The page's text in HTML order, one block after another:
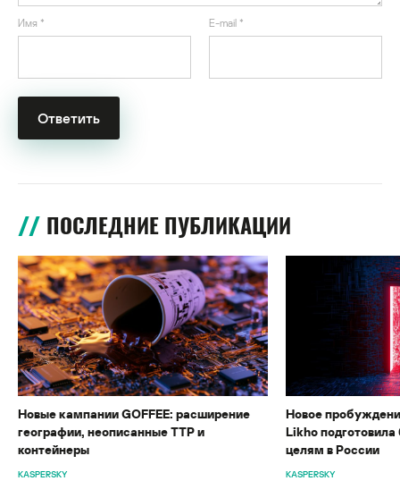
Имя * E-mail *
ПОСЛЕДНИЕ ПУБЛИКАЦИИ
Новые кампании GOFFEE: расширение
географии, неописанные TTP и
контейнеры
KASPERSKY
Новое
Likho
целям в России
KASPERSKY